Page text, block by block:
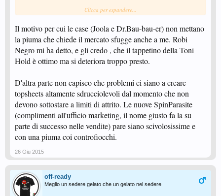
La verità è semplicemente che si possono fare tutte le regole del mondo, ma
vengono dati degli strumenti adeguati per trovare le gomme taroccate
L'unica cosa che avrebbe davvero senso sarebbe un apparecchio per
misurare il grip di puntini e antitop... a quel punto le gomme si potrebbero
comunque rallentare ma si perderebbe necessariamente l'inversione estrema
che è la fonte del problema (perchè genera sia i block tagliatissimi che gli
sistematina al regolamento sulle antitop... sarà una cosa così impossibile da
fare sto apparecchio? Penso di no, ma che siccome ai vertici del gioco (e in
molte nazioni in assoluto probabilmente) il problema non esiste nessuno si
cura di inventarselo e inserirlo
Io alla base sarei stato per la liberalizzazione per mille motivi, ma quando si
è deciso di eliminare questo tipo di gioco in toto lo si doveva fare bene...
Clicca per espandere...
Il motivo per cui le case (Joola e Dr.Bau-bau-er) non mettano
la piuma che chiede il mercato sfugge anche a me. Robi
Negro mi ha detto, e gli credo , che il tappetino della Toni
Hold è ottimo ma si deteriora troppo presto.
D'altra parte non capisco che problemi ci siano a creare
topsheets altamente sdrucciolevoli dal momento che non
devono sottostare a limiti di attrito. Le nuove SpinParasite
(complimenti all'ufficio marketing, il nome giusto fa la su
parte di successo nelle vendite) pare siano scivolosissime e
con una piuma coi controfiocchi.
26 Giu 2015
off-ready
Meglio un sedere gelato che un gelato nel sedere